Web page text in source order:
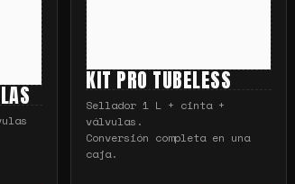
KIT PRO TUBELESS
Sellador 1 L + cinta +
válvulas.
Conversión completa en una
caja.